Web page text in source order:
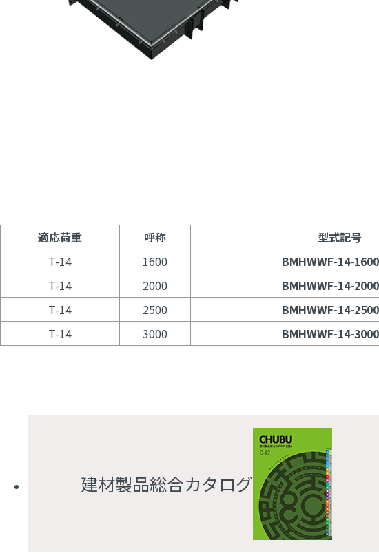
適応荷重 呼称 型式記号
T-14
1600
BMHWWF-14-
T-14
2000
BMHWWF-14-
T-14
2500
BMHWWF-14-
T-14
3000 BMHWWF-14-
建材製品総合カタログ